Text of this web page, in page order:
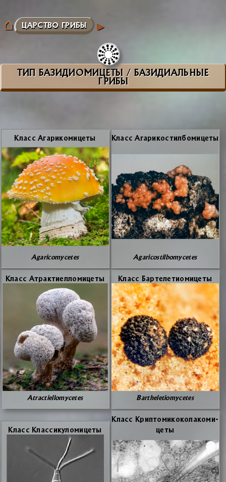
ЦАРСТВО ГРИБЫ
ТИП БАЗИДИОМИЦЕТЫ / БАЗИДИАЛЬНЫЕ
ГРИБЫ
Класс Ага­ри­ко­ми­це­ты
Agaricomycetes
Класс Ага­ри­ко­стил­бо­ми­це­ты
Agaricostilbomycetes
Класс Атрак­ти­ел­ло­ми­це­ты
Atractiellomycetes
Класс Бар­те­ле­тио­ми­це­ты
Bartheletiomycetes
Класс Клас­си­ку­ло­ми­це­ты
Класс Крип­то­ми­ко­ко­ла­ко­ми­
це­ты